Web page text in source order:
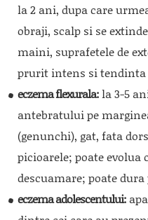
la 2 ani, dupa care
obraji, scalp si se
maini, suprafetele de
prurit intens si tendinta
eczema flexurala:la 3-5
antebratului pe
(genunchi), gat, fata
picioarele; poate
descuamare; poate
eczema adolescentului: